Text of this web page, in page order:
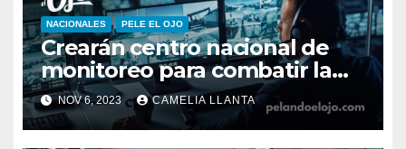
NACIONALES PELE EL OJO
Crearán centro nacional de
monitoreo para combatir la
inseguridad
NOV 6, 2023 CAMELIA LLANTA